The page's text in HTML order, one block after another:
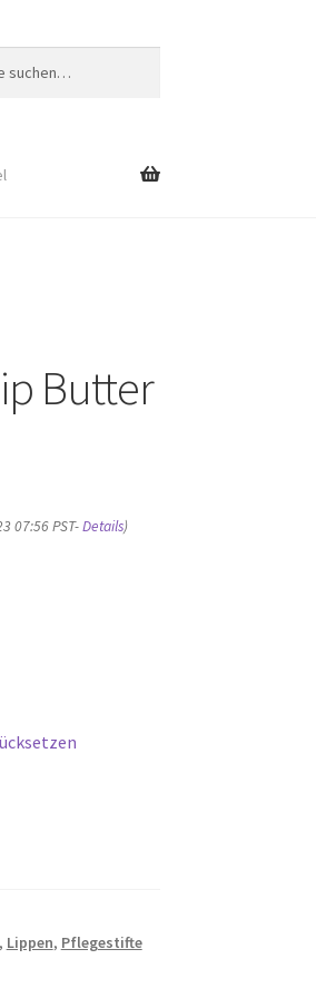
Butter
07:56 PST-Details)
, Lippen, Pflegestifte